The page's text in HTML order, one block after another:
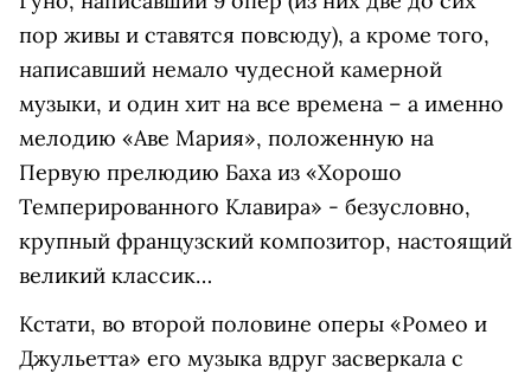
пор живы и ставятся повсюду), а кроме того,
написавший немало чудесной камерной
музыки, и один хит на все времена – а именно
мелодию «Аве Мария», положенную на
Первую прелюдию Баха из «Хорошо
Темперированного Клавира» - безусловно,
крупный французский композитор, настоящий
великий классик…
Кстати, во второй половине оперы «Ромео и
Джульетта» его музыка вдруг засверкала с